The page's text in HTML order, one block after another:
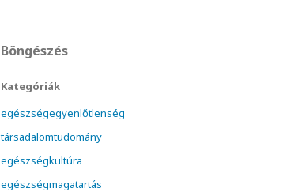
Böngészés
Kategóriák
egészségegyenlőtlenség
társadalomtudomány
egészségkultúra
egészségmagatartás